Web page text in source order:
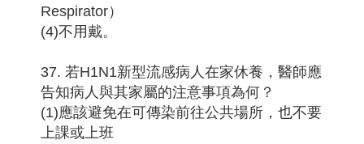
Respirator）
(4)不用戴。
37. 若H1N1新型流感病人在家休養，醫師應
告知病人與其家屬的注意事項為何？
(1)應該避免在可傳染前往公共場所，也不要
上課或上班